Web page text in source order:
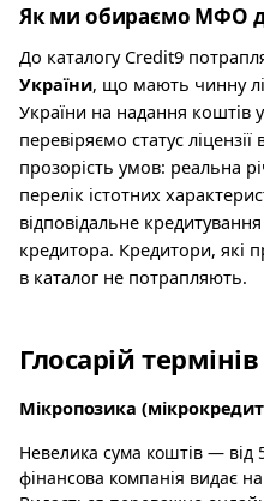
Як ми обираємо МФО
До каталогу Credit9
України, що мають чинну
України на надання коштів
перевіряємо статус
прозорість умов: реальна
перелік істотних
відповідальне
кредитора. Кредитори, які
в каталог не потрапляють.
Глосарій термінів
Мікропозика
Невелика сума коштів — від
фінансова компанія видає